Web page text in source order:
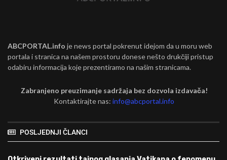
ABCPORTAL.info je news portal pokrenut idejom da u moru web
portala i stranica na našem prostoru donese nešto drukčiji pristup
odabiru informacija koje prezentiramo na našim stranicama.
Zabranjeno preuzimanje sadržaja bez dozvola izdavača!
Kontaktirajte nas:info@abcportal.info
POSLJEDNJI ČLANCI